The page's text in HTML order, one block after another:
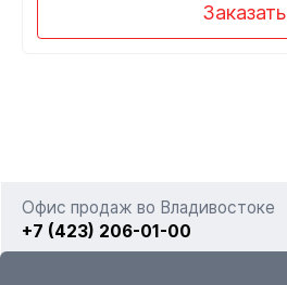
Заказать
Офис продаж во Владивостоке
+7 (423) 206-01-00